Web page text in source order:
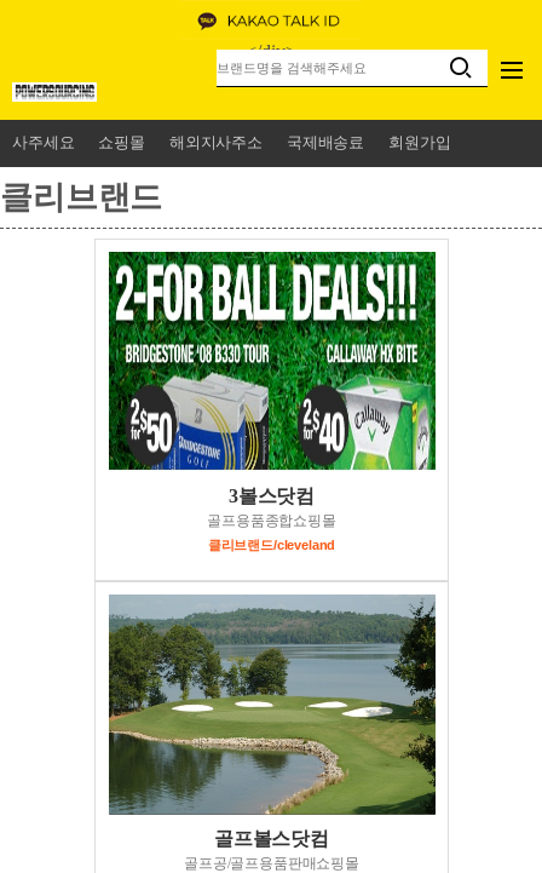
</div>
사주세요 쇼핑몰 해외지사주소 국제배송료 회원가입
클리브랜드
3볼스닷컴
골프용품종합쇼핑몰
클리브랜드/cleveland
골프볼스닷컴
골프공/골프용품판매쇼핑몰